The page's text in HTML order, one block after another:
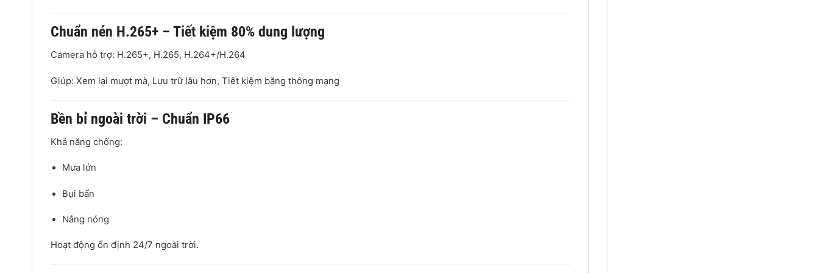
Chuẩn nén H.265+ – Tiết kiệm 80% dung lượng
Camera hỗ trợ: H.265+, H.265, H.264+/H.264
Giúp: Xem lại mượt mà, Lưu trữ lâu hơn, Tiết kiệm băng thông mạng
Bền bỉ ngoài trời – Chuẩn IP66
Khả năng chống:
Mưa lớn
Bụi bẩn
Nắng nóng
Hoạt động ổn định 24/7 ngoài trời.